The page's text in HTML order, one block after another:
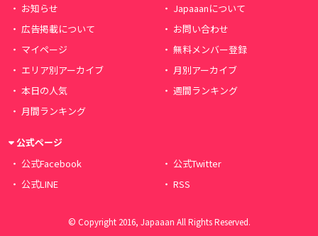
お知らせ
Japaaanについて
広告掲載について
お問い合わせ
マイページ
無料メンバー登録
エリア別アーカイブ
月別アーカイブ
本日の人気
週間ランキング
月間ランキング
公式ページ
公式Facebook
公式Twitter
公式LINE
RSS
© Copyright 2016, Japaaan All Rights Reserved.